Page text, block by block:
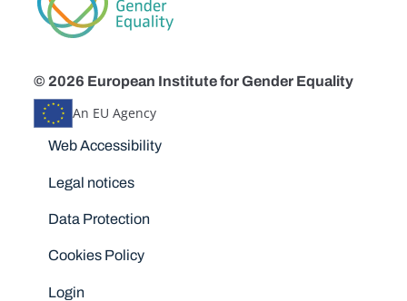
© 2026 European Institute for Gender Equality
An EU Agency
Disclaimers
Web Accessibility
Legal notices
Data Protection
Cookies Policy
Login